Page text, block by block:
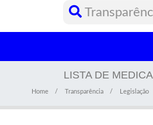
LISTA DE
Home Transparência Legislação